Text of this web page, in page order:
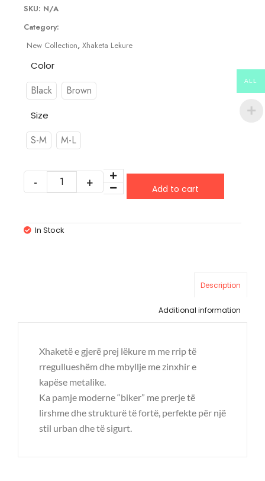
SKU: N/A
Category:
New Collection, Xhaketa Lekure
Color
Black Brown
Size
S-M M-L
Add to cart
In Stock
Description
Additional information
Xhaketë e gjerë prej lëkure m me rrip të
rregullueshëm dhe mbyllje me zinxhir e
kapëse metalike.
Ka pamje moderne “biker” me prerje të
lirshme dhe strukturë të fortë, perfekte për një
stil urban dhe të sigurt.
ALL